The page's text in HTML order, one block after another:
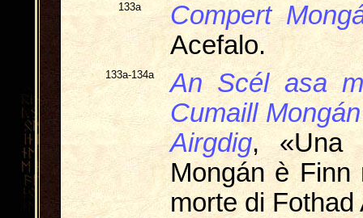
133a
Compert
Acefalo.
133a-134a
An Scél asa
Cumaill
Airgdig, «Una
Mongán è
morte di Fothad